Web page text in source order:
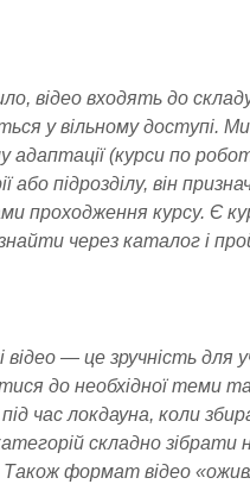
відео входять до
у вільному доступі.
адаптації (курси по
або підрозділу, він
проходження курсу. Є
через каталог і
відео — це зручність для
до необхідної теми
час локдауна, коли
складно зібрати
формат відео